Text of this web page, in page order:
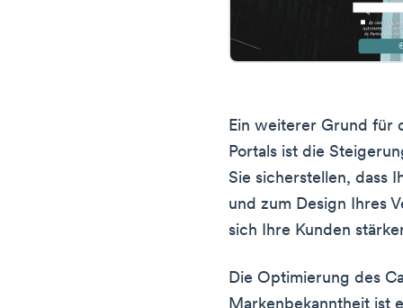
Ein weiterer Grund für
Portals ist die
Sie sicherstellen, dass
und zum Design Ihres
sich Ihre Kunden
Die Optimierung des